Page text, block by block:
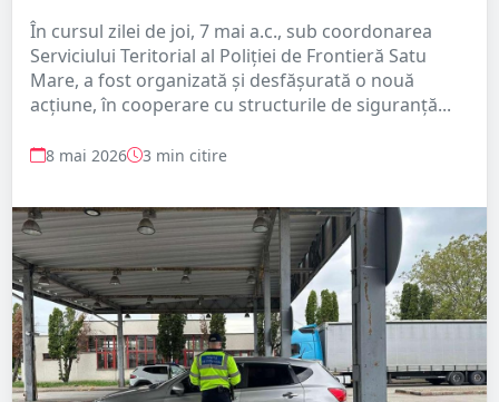
În cursul zilei de joi, 7 mai a.c., sub coordonarea
Serviciului Teritorial al Poliției de Frontieră Satu
Mare, a fost organizată și desfășurată o nouă
acțiune, în cooperare cu structurile de siguranță...
8 mai 2026 3 min citire